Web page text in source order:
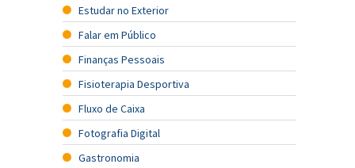
Estudar no Exterior
Falar em Público
Finanças Pessoais
Fisioterapia Desportiva
Fluxo de Caixa
Fotografia Digital
Gastronomia